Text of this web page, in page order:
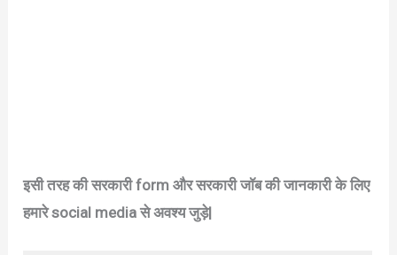
इसी तरह की सरकारी form और सरकारी जॉब की जानकारी के लिए
हमारे social media से अवश्य जुड़े|